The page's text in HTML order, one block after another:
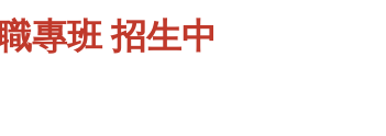
專班招生中